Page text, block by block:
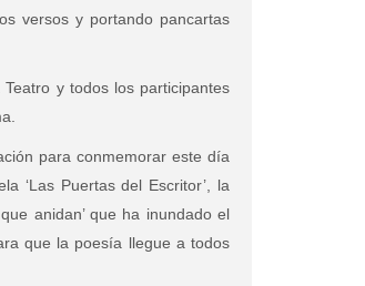
versos y portando pancartas
y todos los participantes
para conmemorar este día
‘Las Puertas del Escritor’, la
anidan’ que ha inundado el
que la poesía llegue a todos